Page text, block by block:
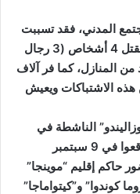
المدني، فقد تسببت
هذه الاشتباكات للتنازع على القيادة في مقتل 4 أشخاص (3 رجال
المنازل، كما فر آلاف
هذه الاشتباكات ويعيش
“وزاليندو” الناشطة في
إقليم “موينجا” بمقاطعة “كيفو الجنوبية” وقعوا في 9 سبتمبر
حاكم إقليم “موينجا”
كوندوا” و”كيتواماجا”